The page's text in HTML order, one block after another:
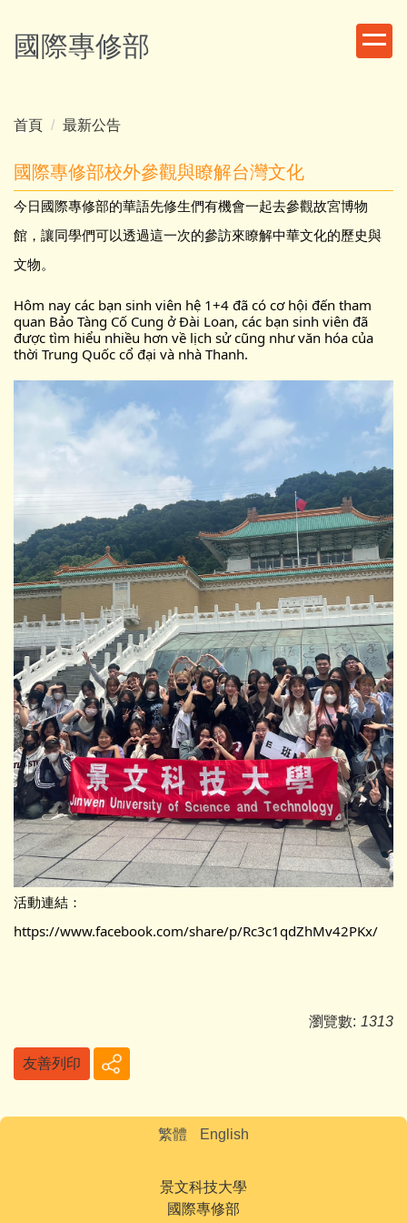
到
主
容
國際專修部
首頁 最新公告
國際專修部校外參觀與瞭解台灣文化
今日國際專修部的華語先修生們有機會一起去參觀故宮博物
館，讓同學們可以透過這一次的參訪來瞭解中華文化的歷史與
文物。
Hôm nay các bạn sinh viên hệ 1+4 đã có cơ hội đến tham
quan Bảo Tàng Cố Cung ở Đài Loan, các bạn sinh viên đã
được tìm hiểu nhiều hơn về lịch sử cũng như văn hóa của
thời Trung Quốc cổ đại và nhà Thanh.
活動連結：
https://www.facebook.com/share/p/Rc3c1qdZhMv42PKx/
瀏覽數: 1313
友善列印
繁體 English
景文科技大學
國際專修部